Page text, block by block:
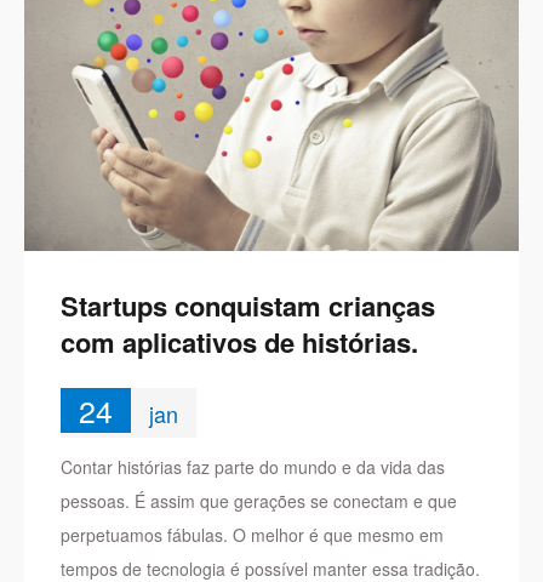
Startups conquistam crianças
com aplicativos de histórias.
24 jan
Contar histórias faz parte do mundo e da vida das
pessoas. É assim que gerações se conectam e que
perpetuamos fábulas. O melhor é que mesmo em
tempos de tecnologia é possível manter essa tradição.